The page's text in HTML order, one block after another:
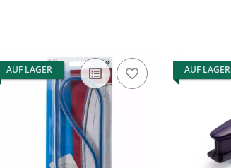
AUF LAGER AUF LAGER